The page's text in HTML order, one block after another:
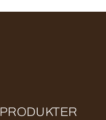
PRODUKTER